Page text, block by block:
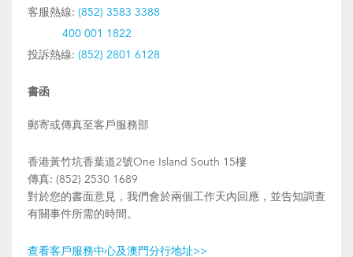
客服熱線: (852) 3583 3388
400 001 1822
投訴熱線: (852) 2801 6128
書函
郵寄或傳真至客戶服務部
香港黃竹坑香葉道2號One Island South 15樓
傳真: (852) 2530 1689
對於您的書面意見，我們會於兩個工作天內回應，並告知調查
有關事件所需的時間。
查看客戶服務中心及澳門分行地址>>